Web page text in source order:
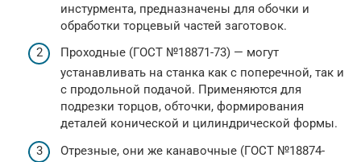
инстурмента, предназначены для обочки и
обработки торцевый частей заготовок.
Проходные (ГОСТ №18871-73) — могут
устанавливать на станка как с поперечной, так и
с продольной подачой. Применяются для
подрезки торцов, обточки, формирования
деталей конической и цилиндрической формы.
Отрезные, они же канавочные (ГОСТ №18874-